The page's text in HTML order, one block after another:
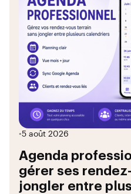
•5 août 2026
Agenda
gérer ses
jongler entre